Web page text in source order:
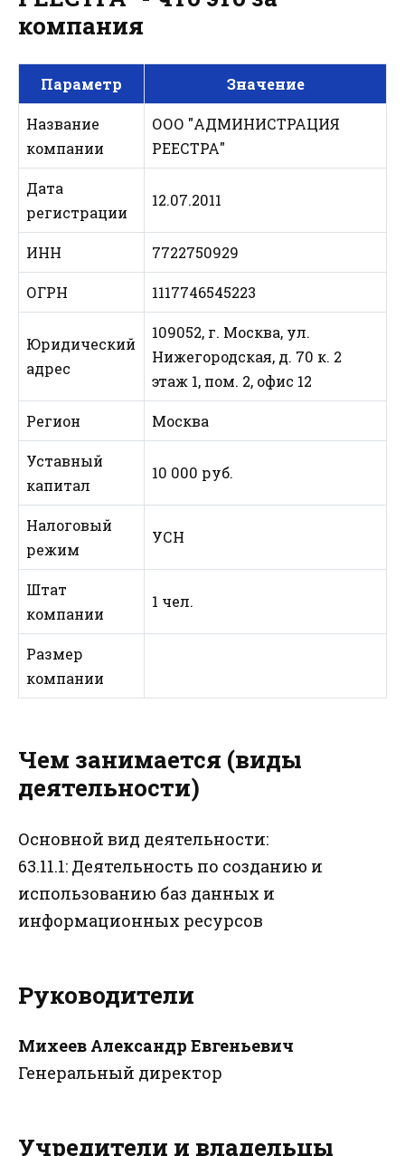
компания
Параметр Значение
Название
компании
ООО "АДМИНИСТРАЦИЯ
РЕЕСТРА"
Дата
регистрации
12.07.2011
ИНН 7722750929
ОГРН 1117746545223
Юридический
адрес
109052, г. Москва, ул.
Нижегородская, д. 70 к. 2
этаж 1, пом. 2, офис 12
Регион Москва
Уставный
капитал
10 000 руб.
Налоговый
режим
УСН
Штат
компании
1 чел.
Размер
компании
Чем занимается (виды
деятельности)
Основной вид деятельности:
63.11.1: Деятельность по созданию и
использованию баз данных и
информационных ресурсов
Руководители
Михеев Александр Евгеньевич
Генеральный директор
Учредители и владельцы